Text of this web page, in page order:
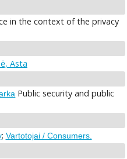
in the context of the privacy
Asta
Public security and public
; Vartotojai / Consumers.